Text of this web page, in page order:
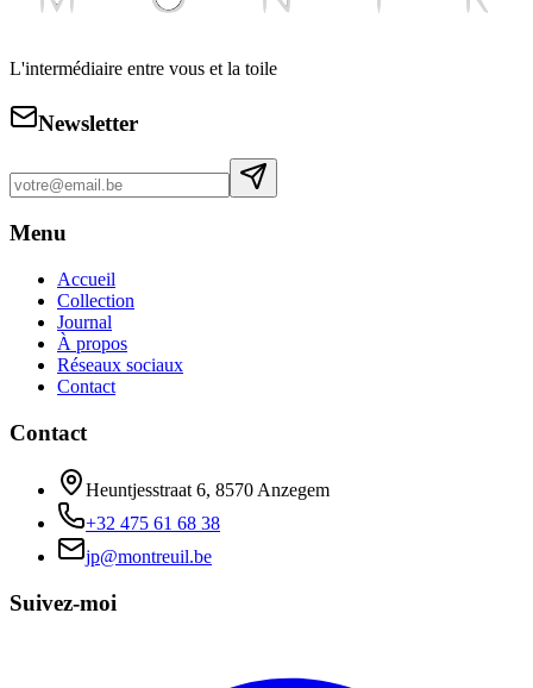
L'intermédiaire entre vous et la toile
Newsletter
Menu
Accueil
Collection
Journal
À propos
Réseaux sociaux
Contact
Contact
Heuntjesstraat 6, 8570 Anzegem
+32 475 61 68 38
jp@montreuil.be
Suivez-moi